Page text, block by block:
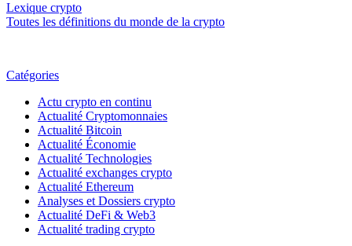
Lexique crypto
Toutes les définitions du monde de la crypto
Catégories
Actu crypto en continu
Actualité Cryptomonnaies
Actualité Bitcoin
Actualité Économie
Actualité Technologies
Actualité exchanges crypto
Actualité Ethereum
Analyses et Dossiers crypto
Actualité DeFi & Web3
Actualité trading crypto